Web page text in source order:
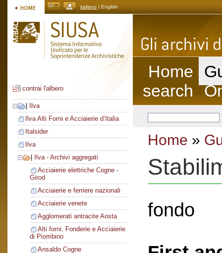
italiano | English
contrai l'albero
Ilva
Ilva Alti Forni e Acciaierie d’Italia
Italsider
Ilva
Ilva - Archivi aggregati
Acciaierie elettriche Cogne -
Girod
Acciaierie e ferriere nazionali
Acciaierie venete
Agglomerati antracite Aosta
Alti forni, Fonderie e Acciaierie
di Piombino
Ansaldo Cogne
Home
search
Home »
fondo